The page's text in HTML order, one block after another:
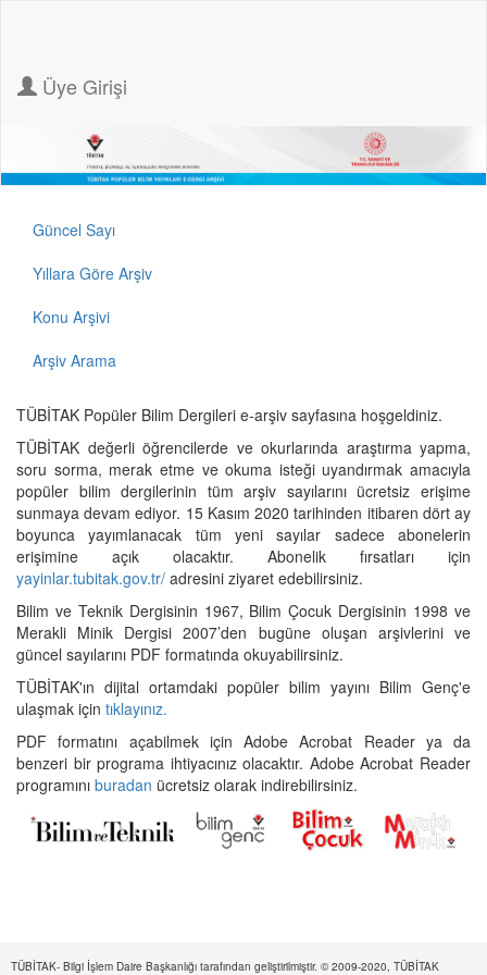
Üye Girişi
Güncel Sayı
Yıllara Göre Arşiv
Konu Arşivi
Arşiv Arama
TÜBİTAK Popüler Bilim Dergileri e-arşiv sayfasına hoşgeldiniz.
TÜBİTAK değerli öğrencilerde ve okurlarında araştırma yapma,
soru sorma, merak etme ve okuma isteği uyandırmak amacıyla
popüler bilim dergilerinin tüm arşiv sayılarını ücretsiz erişime
sunmaya devam ediyor. 15 Kasım 2020 tarihinden itibaren dört ay
boyunca yayımlanacak tüm yeni sayılar sadece abonelerin
erişimine açık olacaktır. Abonelik fırsatları için
yayinlar.tubitak.gov.tr/ adresini ziyaret edebilirsiniz.
Bilim ve Teknik Dergisinin 1967, Bilim Çocuk Dergisinin 1998 ve
Merakli Minik Dergisi 2007’den bugüne oluşan arşivlerini ve
güncel sayılarını PDF formatında okuyabilirsiniz.
TÜBİTAK'ın dijital ortamdaki popüler bilim yayını Bilim Genç'e
ulaşmak için tıklayınız.
PDF formatını açabilmek için Adobe Acrobat Reader ya da
benzeri bir programa ihtiyacınız olacaktır. Adobe Acrobat Reader
programını buradan ücretsiz olarak indirebilirsiniz.
TÜBİTAK- Bilgi İşlem Daire Başkanlığı tarafından geliştirilmiştir. © 2009-2020, TÜBİTAK